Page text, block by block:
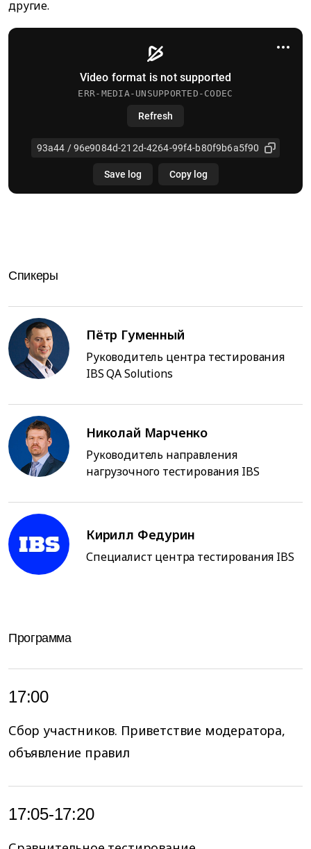
другие.
Спикеры
Пётр Гуменный
Руководитель центра тестирования
IBS QA Solutions
Николай Марченко
Руководитель направления
нагрузочного тестирования IBS
Кирилл Федурин
Специалист центра тестирования IBS
Программа
17:00
Сбор участников. Приветствие модератора,
объявление правил
17:05-17:20